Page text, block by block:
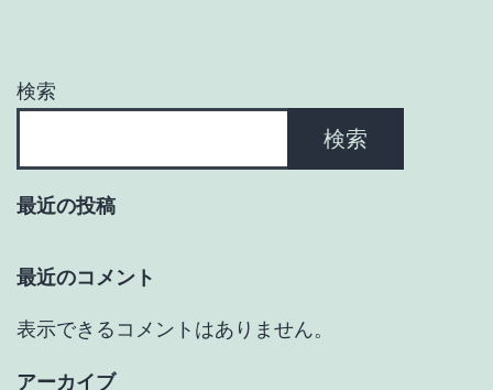
ョ
検索
検索
最近の投稿
最近のコメント
表示できるコメントはありません。
アーカイブ